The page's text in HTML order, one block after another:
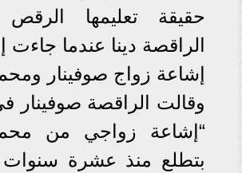
حقيقة تعليمها
الراقصة دينا عندما
إشاعة زواج صوفينار
وقالت الراقصة صوفينار
“إشاعة زواجي من
بتطلع منذ عشرة سنوات